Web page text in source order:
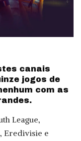
canais
jogos de
com as
League,
Eredivisie e